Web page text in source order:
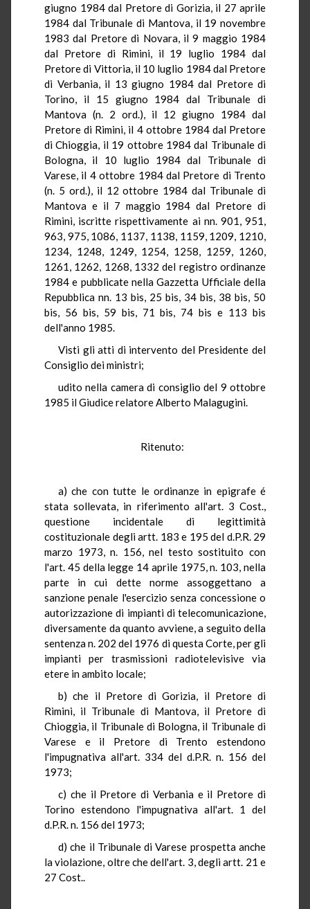
giugno 1984 dal Pretore di Gorizia, il 27 aprile
1984 dal Tribunale di Mantova, il 19 novembre
1983 dal Pretore di Novara, il 9 maggio 1984
dal Pretore di Rimini, il 19 luglio 1984 dal
Pretore di Vittoria, il 10 luglio 1984 dal Pretore
di Verbania, il 13 giugno 1984 dal Pretore di
Torino, il 15 giugno 1984 dal Tribunale di
Mantova (n. 2 ord.), il 12 giugno 1984 dal
Pretore di Rimini, il 4 ottobre 1984 dal Pretore
di Chioggia, il 19 ottobre 1984 dal Tribunale di
Bologna, il 10 luglio 1984 dal Tribunale di
Varese, il 4 ottobre 1984 dal Pretore di Trento
(n. 5 ord.), il 12 ottobre 1984 dal Tribunale di
Mantova e il 7 maggio 1984 dal Pretore di
Rimini, iscritte rispettivamente ai nn. 901, 951,
963, 975, 1086, 1137, 1138, 1159, 1209, 1210,
1234, 1248, 1249, 1254, 1258, 1259, 1260,
1261, 1262, 1268, 1332 del registro ordinanze
1984 e pubblicate nella Gazzetta Ufficiale della
Repubblica nn. 13 bis, 25 bis, 34 bis, 38 bis, 50
bis, 56 bis, 59 bis, 71 bis, 74 bis e 113 bis
dell'anno 1985.
Visti gli atti di intervento del Presidente del
Consiglio dei ministri;
udito nella camera di consiglio del 9 ottobre
1985 il Giudice relatore Alberto Malagugini.
Ritenuto:
a) che con tutte le ordinanze in epigrafe é
stata sollevata, in riferimento all'art. 3 Cost.,
questione incidentale di legittimità
costituzionale degli artt. 183 e 195 del d.P.R. 29
marzo 1973, n. 156, nel testo sostituito con
l'art. 45 della legge 14 aprile 1975, n. 103, nella
parte in cui dette norme assoggettano a
sanzione penale l'esercizio senza concessione o
autorizzazione di impianti di telecomunicazione,
diversamente da quanto avviene, a seguito della
sentenza n. 202 del 1976 di questa Corte, per gli
impianti per trasmissioni radiotelevisive via
etere in ambito locale;
b) che il Pretore di Gorizia, il Pretore di
Rimini, il Tribunale di Mantova, il Pretore di
Chioggia, il Tribunale di Bologna, il Tribunale di
Varese e il Pretore di Trento estendono
l'impugnativa all'art. 334 del d.P.R. n. 156 del
1973;
c) che il Pretore di Verbania e il Pretore di
Torino estendono l'impugnativa all'art. 1 del
d.P.R. n. 156 del 1973;
d) che il Tribunale di Varese prospetta anche
la violazione, oltre che dell'art. 3, degli artt. 21 e
27 Cost..